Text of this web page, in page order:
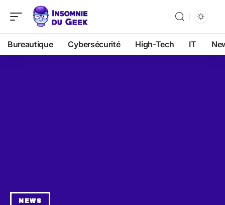
Bureautique Cybersécurité High-Tech IT
NEWS